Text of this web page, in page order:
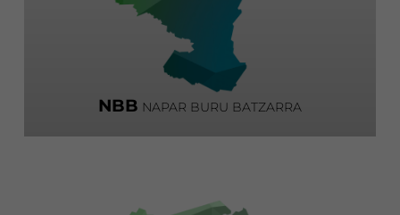
NBB NAPAR BURU BATZARRA